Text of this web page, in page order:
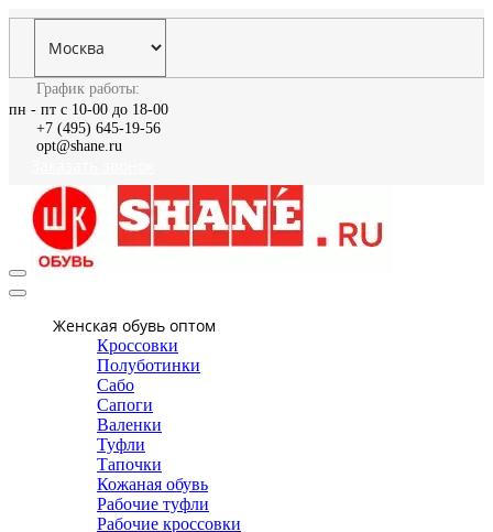
График работы:
пн - пт с 10-00 до 18-00
+7 (495) 645-19-56
opt@shane.ru
Женская обувь оптом
Кроссовки
Полуботинки
Сабо
Сапоги
Валенки
Туфли
Тапочки
Кожаная обувь
Рабочие туфли
Рабочие кроссовки